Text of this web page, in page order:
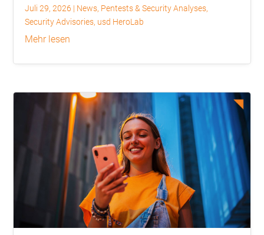
Juli 29, 2026 | News, Pentests & Security Analyses,
Security Advisories, usd HeroLab
mehr lesen